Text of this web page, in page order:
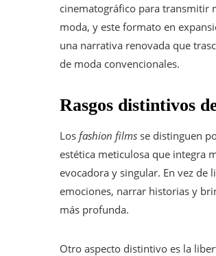
cinematográfico para transmitir
moda, y este formato en
una narrativa renovada que
de moda convencionales.
Rasgos distintivos
Los fashion films se distinguen
estética meticulosa que integra
evocadora y singular. En vez
emociones, narrar historias y
más profunda.
Otro aspecto distintivo es la